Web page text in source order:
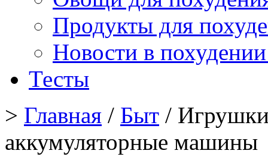
Продукты для
Новости в
Тесты
> Главная / Быт / Игрушки
аккумуляторные машины